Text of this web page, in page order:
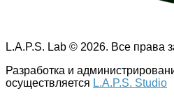
L.A.P.S. Lab © 2026. Все права
Разработка и
осуществляется L.A.P.S. Studio